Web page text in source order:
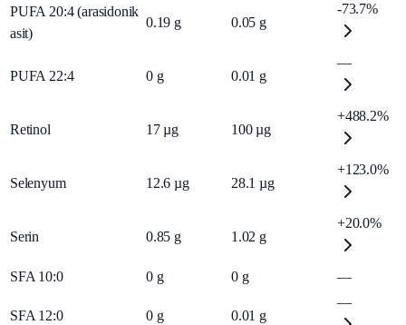
PUFA 20:4 (arasidonik
asit)
0.19 g 0.05 g
-73.7%
PUFA 22:4 0 g 0.01 g
—
Retinol 17 µg 100 µg
+488.2%
Selenyum 12.6 µg 28.1 µg
+123.0%
Serin 0.85 g 1.02 g
+20.0%
SFA 10:0 0 g 0 g —
SFA 12:0 0 g 0.01 g
—